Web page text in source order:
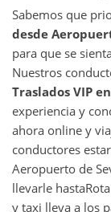
Sabemos que
desde
para que se
Nuestros
Traslados VIP en
experiencia y
ahora online y
conductores
Aeropuerto de
llevarle hasta
y taxi lleva a los